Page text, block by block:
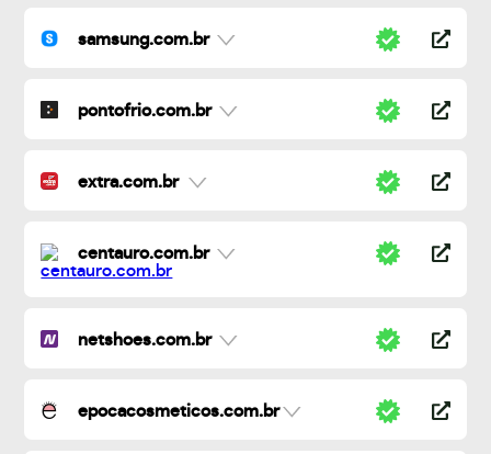
samsung.com.br
pontofrio.com.br
extra.com.br
centauro.com.br
netshoes.com.br
epocacosmeticos.com.br